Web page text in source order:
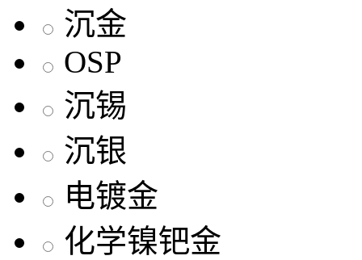
沉金
OSP
沉锡
沉银
电镀金
化学镍钯金